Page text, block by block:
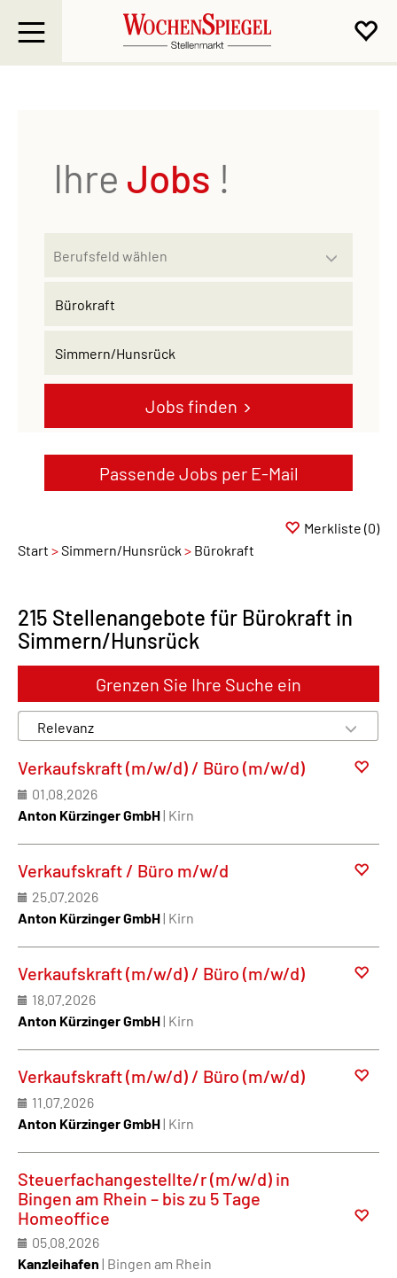
Passende Jobs per E-Mail
Ihre Jobs !
Jobs finden
Start Simmern/Hunsrück Bürokraft
Merkliste (0)
215 Stellenangebote für Bürokraft in
Simmern/Hunsrück
Grenzen Sie Ihre Suche ein
Verkaufskraft (m/w/d) / Büro (m/w/d)
01.08.2026
Anton Kürzinger GmbH| Kirn
Verkaufskraft / Büro m/w/d
25.07.2026
Anton Kürzinger GmbH| Kirn
Verkaufskraft (m/w/d) / Büro (m/w/d)
18.07.2026
Anton Kürzinger GmbH| Kirn
Verkaufskraft (m/w/d) / Büro (m/w/d)
11.07.2026
Anton Kürzinger GmbH| Kirn
Steuerfachangestellte/r (m/w/d) in
Bingen am Rhein – bis zu 5 Tage
Homeoffice
05.08.2026
Kanzleihafen | Bingen am Rhein